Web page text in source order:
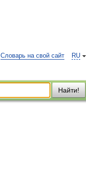
RU
Словарь на свой сайт
Найти!